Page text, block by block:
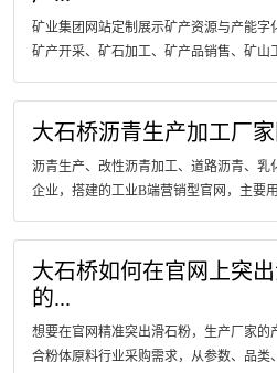
矿业集团网站定制展示矿产资源与产能字
矿产开采、矿石加工、矿产品销售、矿山
大石桥沥青生产加工厂
沥青生产、改性沥青加工、道路沥青、乳
企业，搭建的工业B端营销型官网，主要
大石桥如何在官网上突
的...
想要在官网精准突出滑石粉，生产厂家的
合粉体原料行业采购需求，从参数、品类